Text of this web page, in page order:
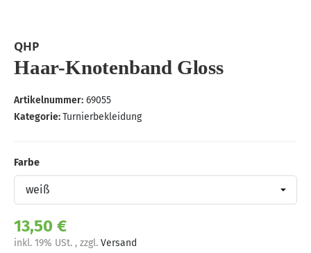
QHP
Haar-Knotenband Gloss
Artikelnummer: 69055
Kategorie:Turnierbekleidung
Farbe
Farbe
13,50 €
inkl. 19% USt. , zzgl. Versand